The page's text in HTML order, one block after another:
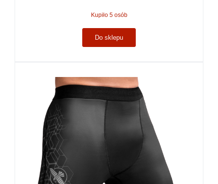
Kupiło 5 osób
Do sklepu